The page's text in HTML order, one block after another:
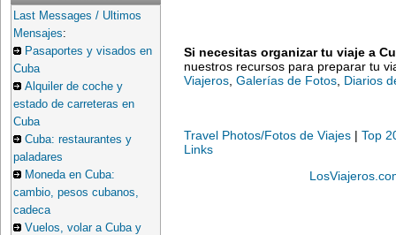
Last Messages / Ultimos
Mensajes:
Pasaportes y visados en
Cuba
Alquiler de coche y
estado de carreteras en
Cuba
Cuba: restaurantes y
paladares
Moneda en Cuba:
cambio, pesos cubanos,
cadeca
Vuelos, volar a Cuba y
Si necesitas organizar tu viaje a
nuestros recursos para preparar tu
Viajeros Galerías de Fotos Diarios
Travel Photos/Fotos de Viajes | Top
Links